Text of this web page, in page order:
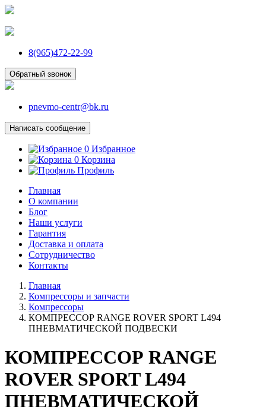
8(965)472-22-99
Обратный звонок
pnevmo-centr@bk.ru
Написать сообщение
0 Избранное
0 Корзина
Профиль
Главная
О компании
Блог
Наши услуги
Гарантия
Доставка и оплата
Сотрудничество
Контакты
Главная
Компрессоры и запчасти
Компрессоры
КОМПРЕССОР RANGE ROVER SPORT L494
ПНЕВМАТИЧЕСКОЙ ПОДВЕСКИ
КОМПРЕССОР RANGE
ROVER SPORT L494
ПНЕВМАТИЧЕСКОЙ